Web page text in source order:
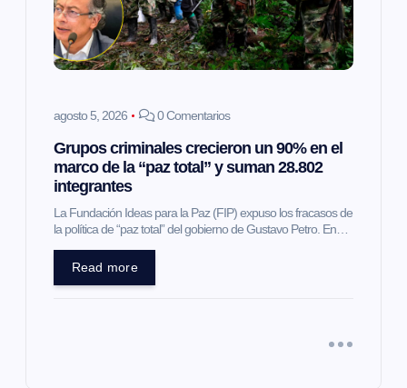
agosto 5, 2026 0 Comentarios
Grupos criminales crecieron un 90% en el
marco de la “paz total” y suman 28.802
integrantes
La Fundación Ideas para la Paz (FIP) expuso los fracasos de
la política de “paz total” del gobierno de Gustavo Petro. En…
Read more